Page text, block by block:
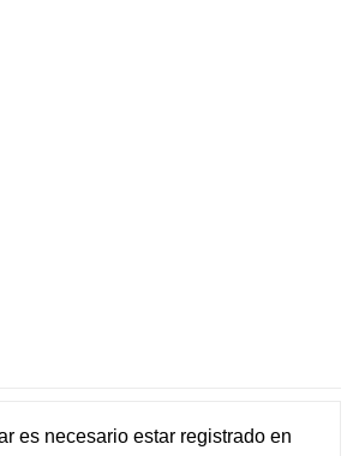
es necesario estar registradoen